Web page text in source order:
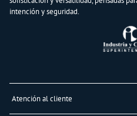
intención y seguridad.
Atención al cliente